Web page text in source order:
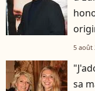
5 août
sa